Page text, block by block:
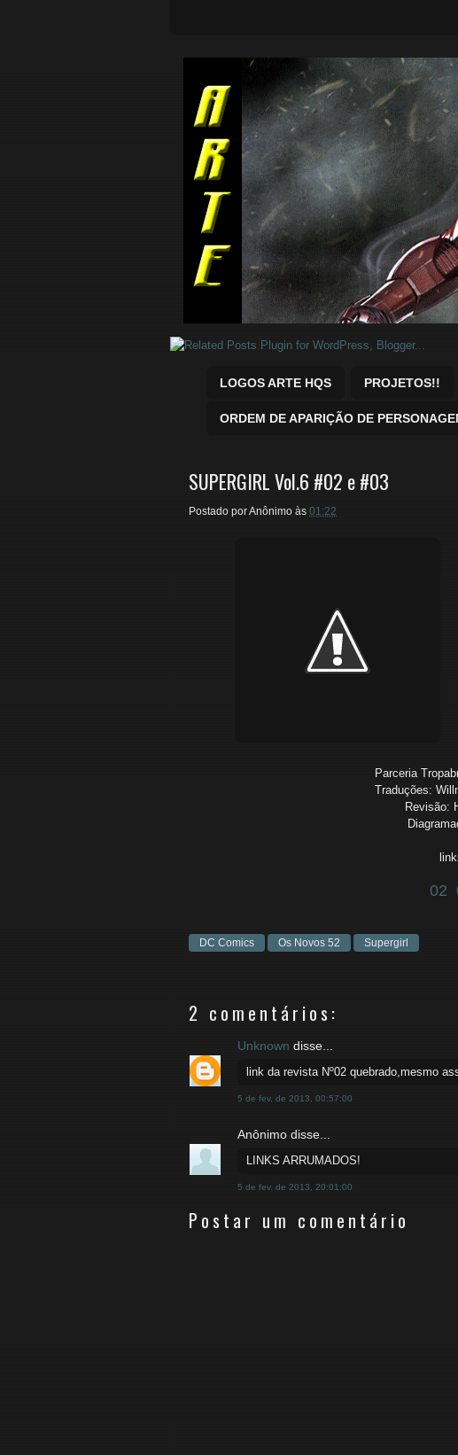
Quadrinhos Marvel e DC para baixar.
LOGOS ARTE HQS PROJETOS!!
ORDEM DE APARIÇÃO DE
SUPERGIRL Vol.6 #02 e #03
Postado porAnônimo às 01:22
Parceria
Traduções:
Revisão:
02
DC Comics Os Novos 52 Supergirl
2 comentários:
Unknown disse...
link da revista Nº02 quebrado,mesmo
5 de fev. de 2013, 00:57:00
Anônimo disse...
LINKS ARRUMADOS!
5 de fev. de 2013, 20:01:00
Postar um comentário